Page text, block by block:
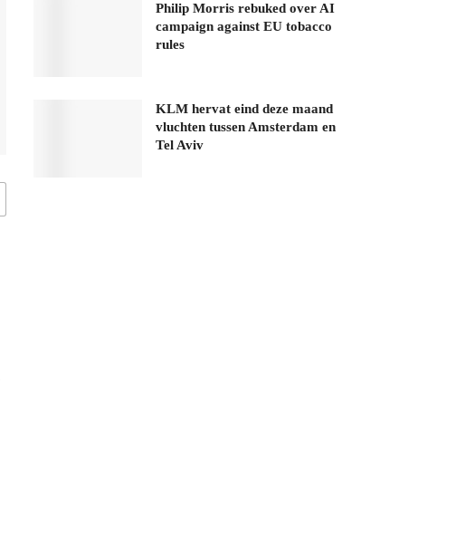
Philip Morris rebuked over AI
campaign against EU tobacco
rules
KLM hervat eind deze maand
vluchten tussen Amsterdam en
Tel Aviv